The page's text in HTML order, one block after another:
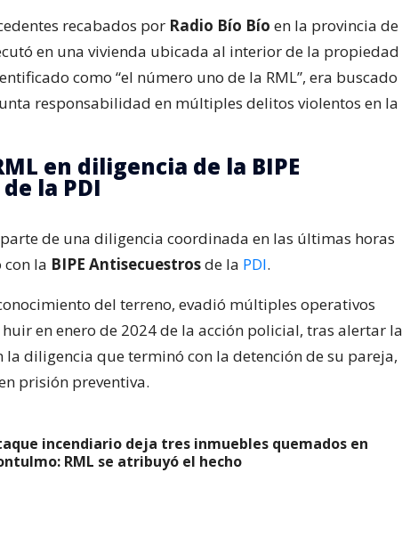
recabados por Radio Bío Bío en la provincia de
en una vivienda ubicada al interior de la propiedad
como “el número uno de la RML”, era buscado
responsabilidad en múltiples delitos violentos en la
en diligencia de la BIPE
la PDI
de una diligencia coordinada en las últimas horas
la BIPE Antisecuestrosde la PDI.
del terreno, evadió múltiples operativos
en enero de 2024 de la acción policial, tras alertar la
la diligencia que terminó con la detención de su pareja,
prisión preventiva.
incendiario deja tres inmuebles quemados en
RML se atribuyó el hecho